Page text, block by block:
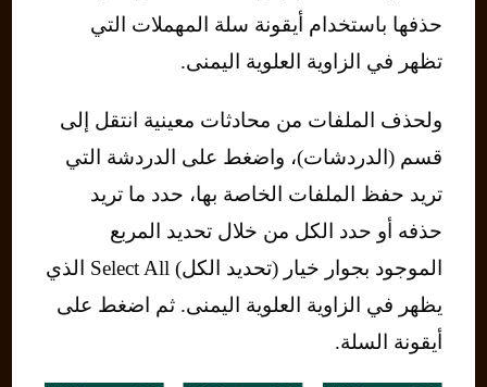
حذفها باستخدام أيقونة سلة المهملات التي
تظهر في الزاوية العلوية اليمنى.
ولحذف الملفات من محادثات معينية انتقل إلى
قسم (الدردشات)، واضغط على الدردشة التي
تريد حفظ الملفات الخاصة بها، حدد ما تريد
حذفه أو حدد الكل من خلال تحديد المربع
الموجود بجوار خيار (تحديد الكل) Select All الذي
يظهر في الزاوية العلوية اليمنى. ثم اضغط على
أيقونة السلة.